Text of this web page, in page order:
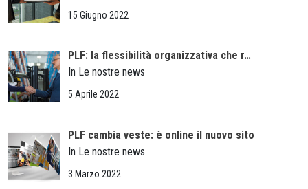
15 Giugno 2022
PLF: la flessibilità organizzativa che r…
In Le nostre news
5 Aprile 2022
PLF cambia veste: è online il nuovo sito
In Le nostre news
3 Marzo 2022